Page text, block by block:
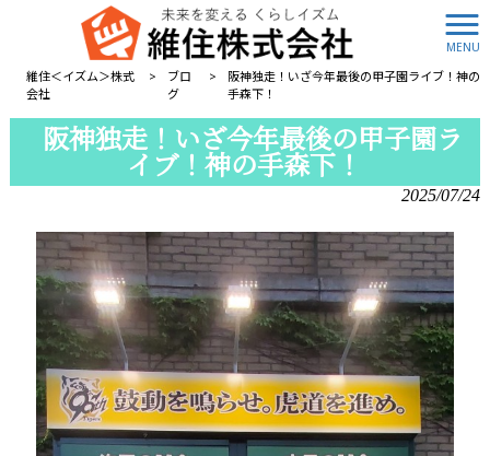
MENU
維住＜イズム＞株式
会社
>
ブロ
グ
>
阪神独走！いざ今年最後の甲子園ライブ！神の
手森下！
阪神独走！いざ今年最後の甲子園ラ
イブ！神の手森下！
2025/07/24